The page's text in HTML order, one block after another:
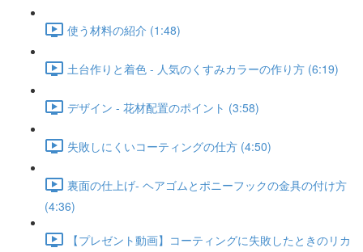
使う材料の紹介 (1:48)
土台作りと着色 - 人気のくすみカラーの作り方 (6:19)
デザイン - 花材配置のポイント (3:58)
失敗しにくいコーティングの仕方 (4:50)
裏面の仕上げ- ヘアゴムとポニーフックの金具の付け方
(4:36)
【プレゼント動画】コーティングに失敗したときのリカ